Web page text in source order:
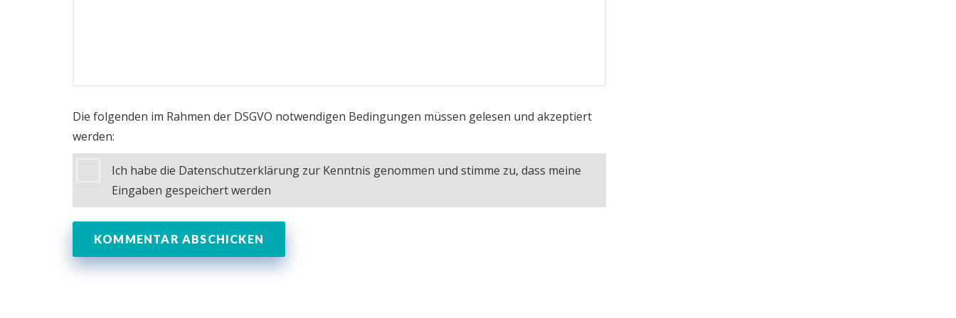
Die folgenden im Rahmen der DSGVO notwendigen Bedingungen müssen gelesen und akzeptiert
werden:
Ich habe die Datenschutzerklärung zur Kenntnis genommen und stimme zu, dass meine
Eingaben gespeichert werden